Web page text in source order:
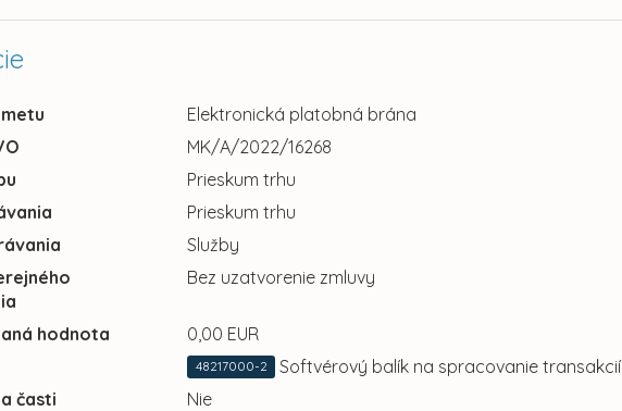
Elektronická platobná brána
MK/A/2022/16268
Prieskum trhu
Prieskum trhu
Služby
Bez uzatvorenie zmluvy
hodnota
0,00 EUR
48217000-2
Softvérový balík na spracovanie transakcií
časti
Nie